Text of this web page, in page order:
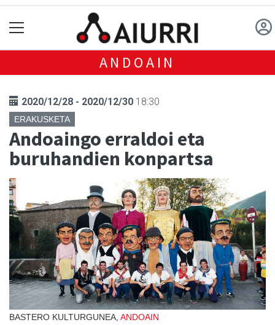
ANDOAIN
2020/12/28 - 2020/12/30 18:30
ERAKUSKETA
Andoaingo erraldoi eta
buruhandien konpartsa
BASTERO KULTURGUNEA, ANDOAIN